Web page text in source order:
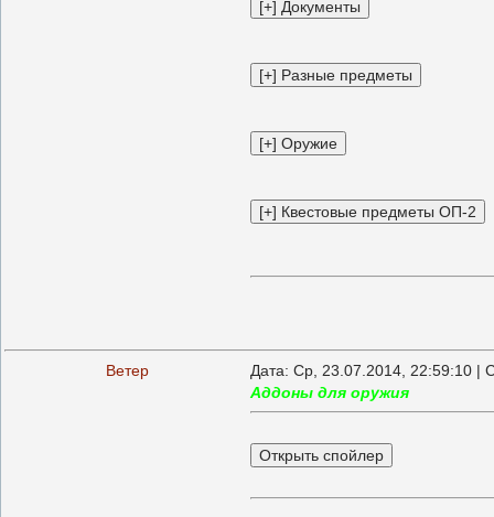
Ветер Дата: Ср, 23.07.2014, 22:59:10 |
Аддоны для оружия